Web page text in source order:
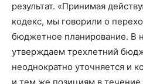
результат. «Принимая
кодекс, мы говорили о
бюджетное планирование. В
утверждаем трехлетний
неоднократно уточняется и